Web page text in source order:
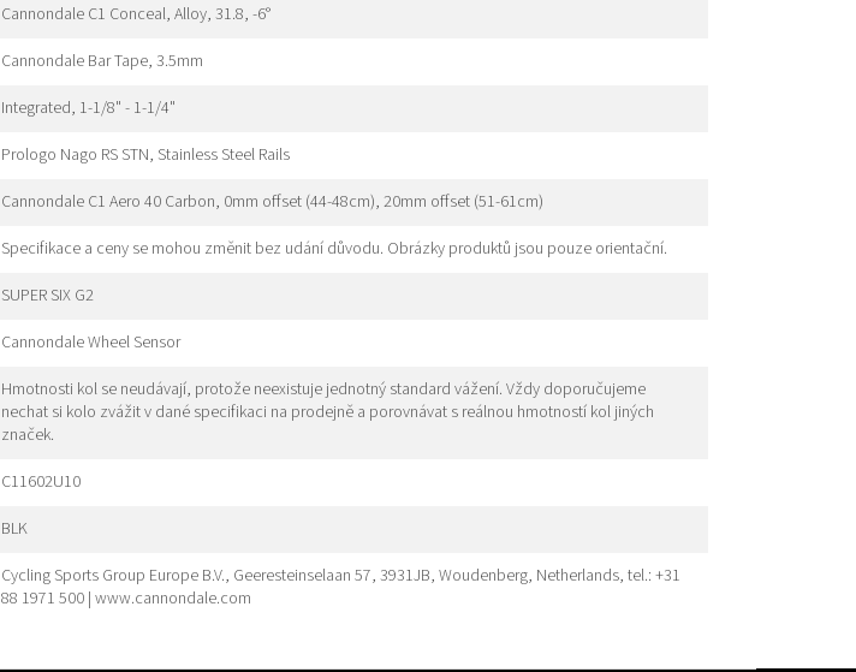
Cannondale C1 Conceal, Alloy, 31.8, -6°
Cannondale Bar Tape, 3.5mm
Integrated, 1-1/8" - 1-1/4"
Prologo Nago RS STN, Stainless Steel Rails
Cannondale C1 Aero 40 Carbon, 0mm offset (44-48cm), 20mm offset (51-61cm)
Specifikace a ceny se mohou změnit bez udání důvodu. Obrázky produktů jsou pouze orientační.
SUPER SIX G2
Cannondale Wheel Sensor
Hmotnosti kol se neudávají, protože neexistuje jednotný standard vážení. Vždy doporučujeme
nechat si kolo zvážit v dané specifikaci na prodejně a porovnávat s reálnou hmotností kol jiných
značek.
C11602U10
BLK
Cycling Sports Group Europe B.V., Geeresteinselaan 57, 3931JB, Woudenberg, Netherlands, tel.: +31
88 1971 500 | www.cannondale.com